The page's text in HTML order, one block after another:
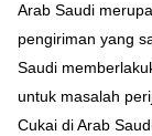
Arab Saudi
pengiriman yang
Saudi
untuk masalah
Cukai di Arab